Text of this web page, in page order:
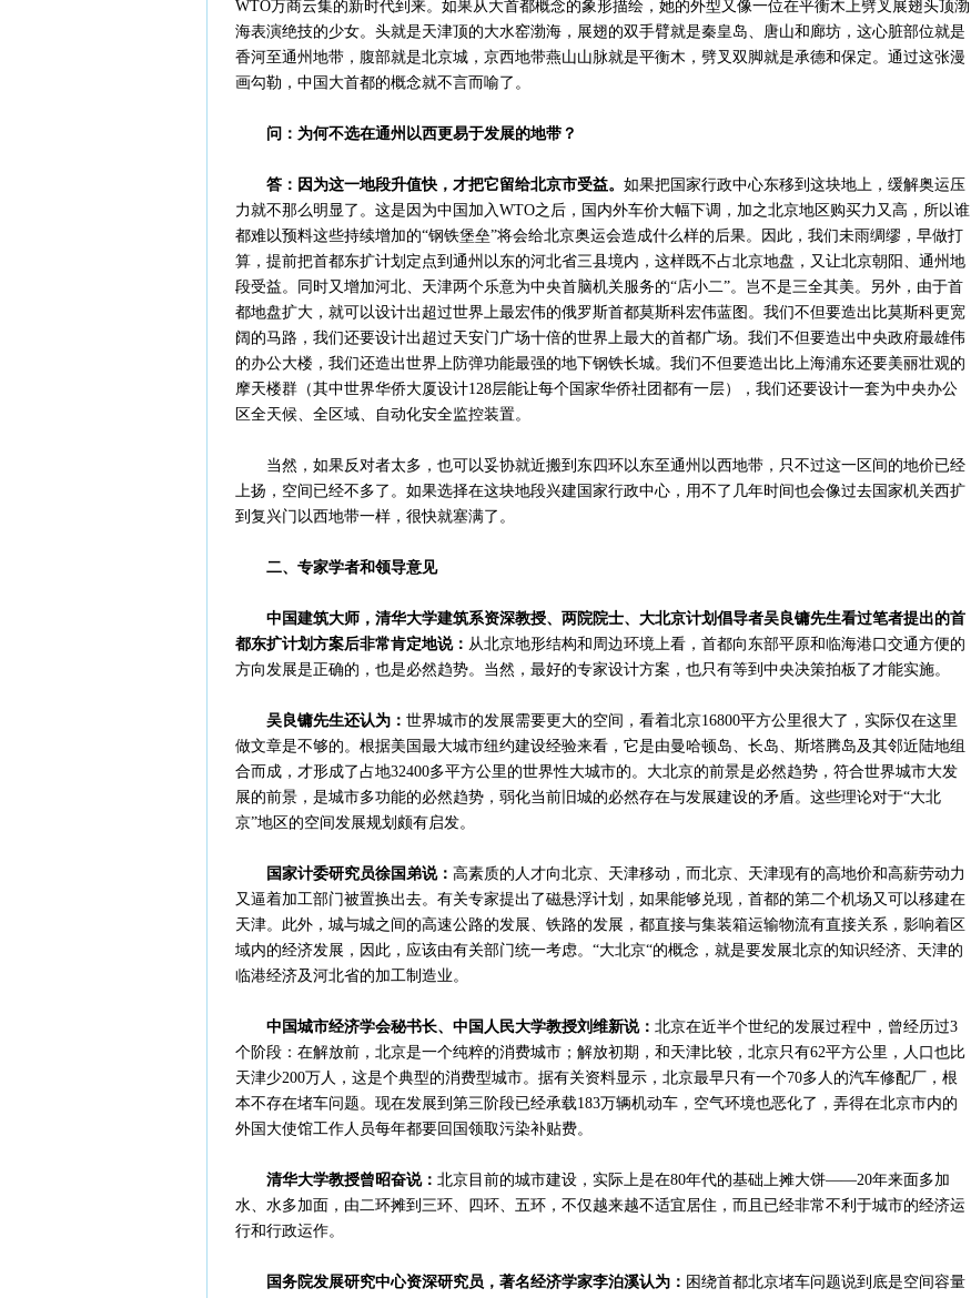
WTO万商云集的新时代到来。如果从大首都概念的象形描绘，她的外型又像一位在平衡木上劈叉展翅头顶渤
海表演绝技的少女。头就是天津顶的大水窑渤海，展翅的双手臂就是秦皇岛、唐山和廊坊，这心脏部位就是
香河至通州地带，腹部就是北京城，京西地带燕山山脉就是平衡木，劈叉双脚就是承德和保定。通过这张漫
画勾勒，中国大首都的概念就不言而喻了。
问：为何不选在通州以西更易于发展的地带？
答：因为这一地段升值快，才把它留给北京市受益。如果把国家行政中心东移到这块地上，缓解奥运压
力就不那么明显了。这是因为中国加入WTO之后，国内外车价大幅下调，加之北京地区购买力又高，所以谁
都难以预料这些持续增加的“钢铁堡垒”将会给北京奥运会造成什么样的后果。因此，我们未雨绸缪，早做打
算，提前把首都东扩计划定点到通州以东的河北省三县境内，这样既不占北京地盘，又让北京朝阳、通州地
段受益。同时又增加河北、天津两个乐意为中央首脑机关服务的“店小二”。岂不是三全其美。另外，由于首
都地盘扩大，就可以设计出超过世界上最宏伟的俄罗斯首都莫斯科宏伟蓝图。我们不但要造出比莫斯科更宽
阔的马路，我们还要设计出超过天安门广场十倍的世界上最大的首都广场。我们不但要造出中央政府最雄伟
的办公大楼，我们还造出世界上防弹功能最强的地下钢铁长城。我们不但要造出比上海浦东还要美丽壮观的
摩天楼群（其中世界华侨大厦设计128层能让每个国家华侨社团都有一层），我们还要设计一套为中央办公
区全天候、全区域、自动化安全监控装置。
当然，如果反对者太多，也可以妥协就近搬到东四环以东至通州以西地带，只不过这一区间的地价已经
上扬，空间已经不多了。如果选择在这块地段兴建国家行政中心，用不了几年时间也会像过去国家机关西扩
到复兴门以西地带一样，很快就塞满了。
二、专家学者和领导意见
中国建筑大师，清华大学建筑系资深教授、两院院士、大北京计划倡导者吴良镛先生看过笔者提出的首
都东扩计划方案后非常肯定地说： 从北京地形结构和周边环境上看，首都向东部平原和临海港口交通方便的
方向发展是正确的，也是必然趋势。当然，最好的专家设计方案，也只有等到中央决策拍板了才能实施。
吴良镛先生还认为：世界城市的发展需要更大的空间，看着北京16800平方公里很大了，实际仅在这里
做文章是不够的。根据美国最大城市纽约建设经验来看，它是由曼哈顿岛、长岛、斯塔腾岛及其邻近陆地组
合而成，才形成了占地32400多平方公里的世界性大城市的。大北京的前景是必然趋势，符合世界城市大发
展的前景，是城市多功能的必然趋势，弱化当前旧城的必然存在与发展建设的矛盾。这些理论对于“大北
京”地区的空间发展规划颇有启发。
国家计委研究员徐国弟说：高素质的人才向北京、天津移动，而北京、天津现有的高地价和高薪劳动力
又逼着加工部门被置换出去。有关专家提出了磁悬浮计划，如果能够兑现，首都的第二个机场又可以移建在
天津。此外，城与城之间的高速公路的发展、铁路的发展，都直接与集装箱运输物流有直接关系，影响着区
域内的经济发展，因此，应该由有关部门统一考虑。“大北京“的概念，就是要发展北京的知识经济、天津的
临港经济及河北省的加工制造业。
中国城市经济学会秘书长、中国人民大学教授刘维新说：北京在近半个世纪的发展过程中，曾经历过3
个阶段：在解放前，北京是一个纯粹的消费城市；解放初期，和天津比较，北京只有62平方公里，人口也比
天津少200万人，这是个典型的消费型城市。据有关资料显示，北京最早只有一个70多人的汽车修配厂，根
本不存在堵车问题。现在发展到第三阶段已经承载183万辆机动车，空气环境也恶化了，弄得在北京市内的
外国大使馆工作人员每年都要回国领取污染补贴费。
清华大学教授曾昭奋说：北京目前的城市建设，实际上是在80年代的基础上摊大饼——20年来面多加
水、水多加面，由二环摊到三环、四环、五环，不仅越来越不适宜居住，而且已经非常不利于城市的经济运
行和行政运作。
国务院发展研究中心资深研究员，著名经济学家李泊溪认为： 困绕首都北京堵车问题说到底是空间容量